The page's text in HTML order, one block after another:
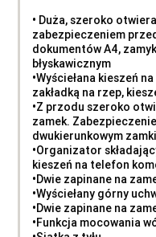
• Duża, szeroko
zabezpieczeniem
dokumentów A4,
błyskawicznym
•Wyściełana kieszeń
zakładką na rzep,
•Z przodu szeroko
zamek.
dwukierunkowym
•Organizator
kieszeń na telefon
•Dwie zapinane na
•Wyściełany górny
•Dwie zapinane na
•Funkcja mocowania